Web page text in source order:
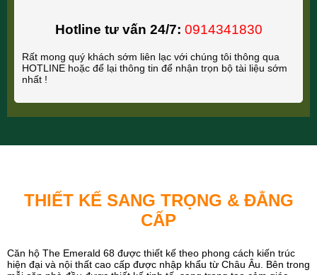
Hotline tư vấn 24/7: 0914341830
Rất mong quý khách sớm liên lạc với chúng tôi thông qua
HOTLINE hoặc để lại thông tin để nhận trọn bộ tài liệu sớm
nhất !
THIẾT KẾ SANG TRỌNG & ĐẲNG
CẤP
Căn hộ The Emerald 68 được thiết kế theo phong cách kiến trúc
hiện đại và nội thất cao cấp được nhập khẩu từ Châu Âu. Bên trong